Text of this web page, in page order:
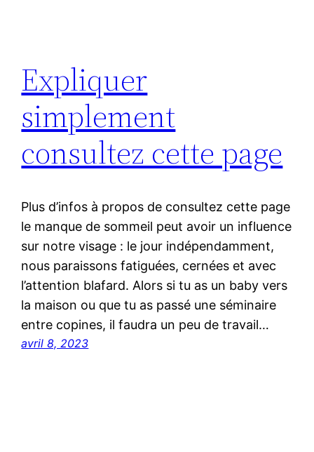
Expliquer
simplement
consultez cette page
Plus d’infos à propos de consultez cette page
le manque de sommeil peut avoir un influence
sur notre visage : le jour indépendamment,
nous paraissons fatiguées, cernées et avec
l’attention blafard. Alors si tu as un baby vers
la maison ou que tu as passé une séminaire
entre copines, il faudra un peu de travail…
avril 8, 2023